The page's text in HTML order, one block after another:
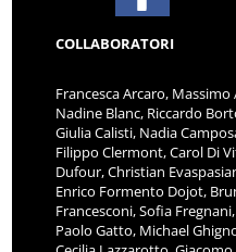
COLLABORATORI
Francesca Arcaro,
Nadine Blanc, Riccardo
Giulia Calisti, Nadia
Filippo Clermont, Carol Di
Dufour, Christian
Enrico Formento Dojot,
Francesconi, Sofia
Paolo Gatto, Michael